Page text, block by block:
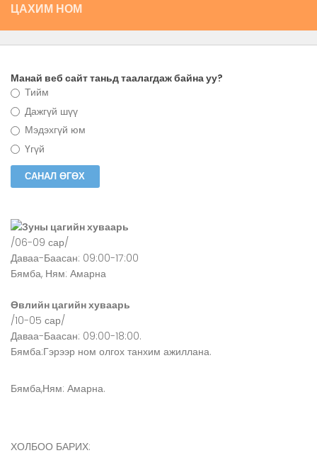
ЦАХИМ НОМ
Манай веб сайт таньд таалагдаж байна уу?
Тийм
Дажгүй шүү
Мэдэхгүй юм
Үгүй
Зуны цагийн хуваарь
/06-09 сар/
Даваа-Баасан: 09:00-17:00
Бямба, Ням: Амарна
Өвлийн цагийн хуваарь
/10-05 сар/
Даваа-Баасан: 09:00-18:00.
Бямба:Гэрээр ном олгох танхим ажиллана.
Бямба,Ням: Амарна.
ХОЛБОО БАРИХ: